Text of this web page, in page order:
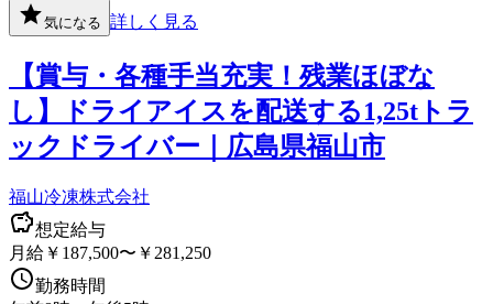
気になる 詳しく見る
【賞与・各種手当充実！残業ほぼな
し】ドライアイスを配送する1,25tトラ
ックドライバー｜広島県福山市
福山冷凍株式会社
想定給与
月給￥187,500〜￥281,250
勤務時間